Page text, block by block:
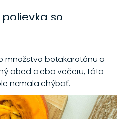
so
množstvo betakaroténu a
obed alebo večeru, táto
nemala chýbať.